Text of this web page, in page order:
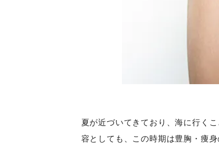
夏が近づいてきており、海に行く
容としても、この時期は豊胸・痩